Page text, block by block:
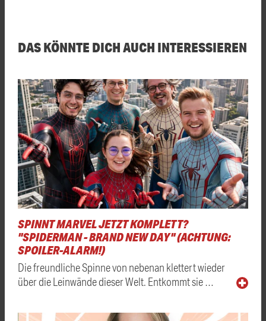
DAS KÖNNTE DICH AUCH INTERESSIEREN
SPINNT MARVEL JETZT KOMPLETT?
"SPIDERMAN - BRAND NEW DAY" (ACHTUNG:
SPOILER-ALARM!)
Die freundliche Spinne von nebenan klettert wieder
über die Leinwände dieser Welt. Entkommt sie …